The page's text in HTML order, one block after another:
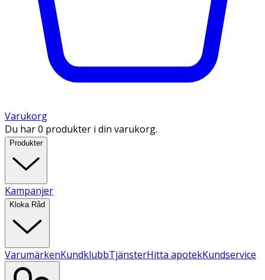
Varukorg
Du har 0 produkter i din varukorg.
Produkter
Kampanjer
Kloka Råd
VarumärkenKundklubbTjänsterHitta apotekKundservice